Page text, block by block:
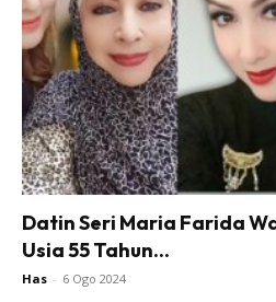
Datin Seri Maria Farida
Usia 55 Tahun...
Has - 6 Ogo 2024